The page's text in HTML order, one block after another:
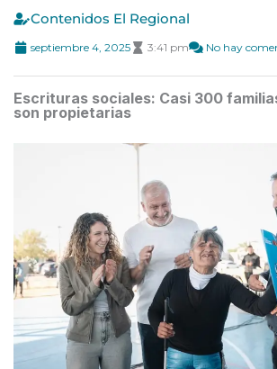
Contenidos El Regional
septiembre 4, 2025 3:41 pm No hay
Escrituras sociales: Casi 300
son propietarias